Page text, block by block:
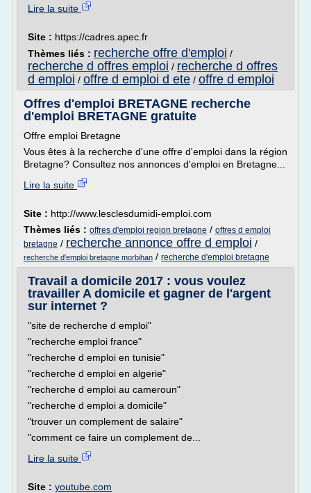
Lire la suite
Site : https://cadres.apec.fr
Thèmes liés : recherche offre d'emploi /
recherche d offres emploi / recherche d offres
d emploi / offre d emploi d ete / offre d emploi
Offres d'emploi BRETAGNE recherche
d'emploi BRETAGNE gratuite
Offre emploi Bretagne
Vous êtes à la recherche d'une offre d'emploi dans la région
Bretagne? Consultez nos annonces d'emploi en Bretagne...
Lire la suite
Site : http://www.lesclesdumidi-emploi.com
Thèmes liés : offres d'emploi region bretagne / offres d emploi
bretagne / recherche annonce offre d emploi /
recherche d'emploi bretagne morbihan / recherche d'emploi bretagne
Travail a domicile 2017 : vous voulez
travailler A domicile et gagner de l'argent
sur internet ?
"site de recherche d emploi"
"recherche emploi france"
"recherche d emploi en tunisie"
"recherche d emploi en algerie"
"recherche d emploi au cameroun"
"recherche d emploi a domicile"
"trouver un complement de salaire"
"comment ce faire un complement de...
Lire la suite
Site : youtube.com